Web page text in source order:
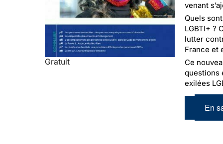
Gratuit
venant
Quels
LGBTI+ ?
lutter
France et
Ce
questions
exilées
En